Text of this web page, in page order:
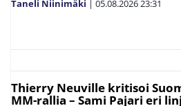
Taneli Niinimäki | 05.08.202623:31
Thierry Neuville kritisoi
MM-rallia – Sami Pajari eri